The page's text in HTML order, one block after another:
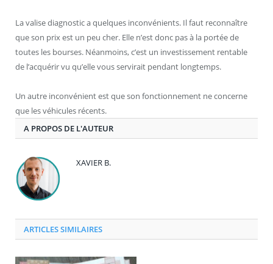
La valise diagnostic a quelques inconvénients. Il faut reconnaître
que son prix est un peu cher. Elle n’est donc pas à la portée de
toutes les bourses. Néanmoins, c’est un investissement rentable
de l’acquérir vu qu’elle vous servirait pendant longtemps.
Un autre inconvénient est que son fonctionnement ne concerne
que les véhicules récents.
A PROPOS DE L'AUTEUR
XAVIER B.
ARTICLES SIMILAIRES